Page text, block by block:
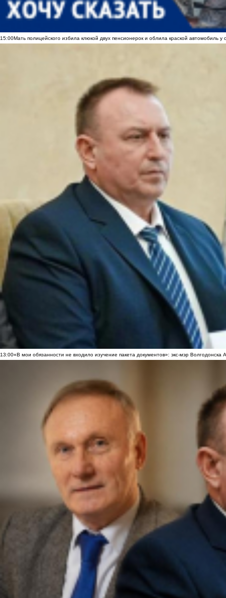
15:00Мать полицейского избила клюкой двух пенсионерок и облила краской автомобиль у
13:00«В мои обязанности не входило изучение пакета документов»: экс-мэр